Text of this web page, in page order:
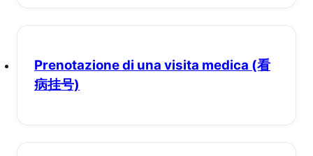
Prenotazione di una visita medica (看
病挂号)